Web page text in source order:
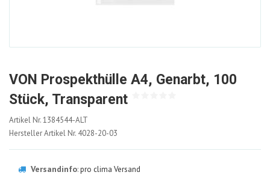
VON Prospekthülle A4, Genarbt, 100
Stück, Transparent
1384544-
ALT
Artikel Nr.1384544-ALT
Hersteller Artikel Nr. 4028-20-03
Versandinfo:pro clima Versand